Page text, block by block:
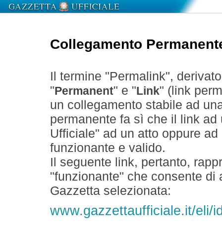
Collegamento
Il termine "Permalink",
" Permanent" e " Link" (link
un collegamento stabile ad
permanente fa sì che il link
Ufficiale" ad un atto oppure
funzionante e valido.
Il seguente link, pertanto,
"funzionante" che consente
Gazzetta selezionata:
www.gazzettaufficiale.it/eli/